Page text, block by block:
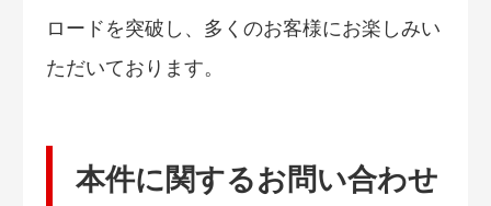
ロードを突破し、多くのお客様にお楽しみい
ただいております。
本件に関するお問い合わせ